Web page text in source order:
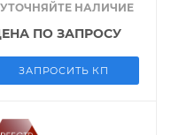
УТОЧНЯЙТЕ НАЛИЧИЕ
ПО ЗАПРОСУ
ЗАПРОСИТЬ КП